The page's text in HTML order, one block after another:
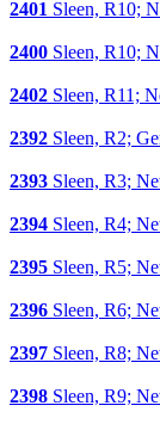
2401 Sleen, R10;
2400 Sleen, R10;
2402 Sleen, R11;
2392 Sleen, R2;
2393 Sleen, R3;
2394 Sleen, R4;
2395 Sleen, R5;
2396 Sleen, R6;
2397 Sleen, R8;
2398 Sleen, R9;